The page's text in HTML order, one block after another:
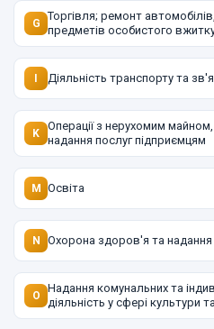
G
Торгівля; ремонт
предметів особистого
I Діяльність транспорту та
K
Операції з нерухомим
надання послуг підприємцям
M Освіта
N Охорона здоров'я та надання
O
Надання комунальних та
діяльність у сфері культури